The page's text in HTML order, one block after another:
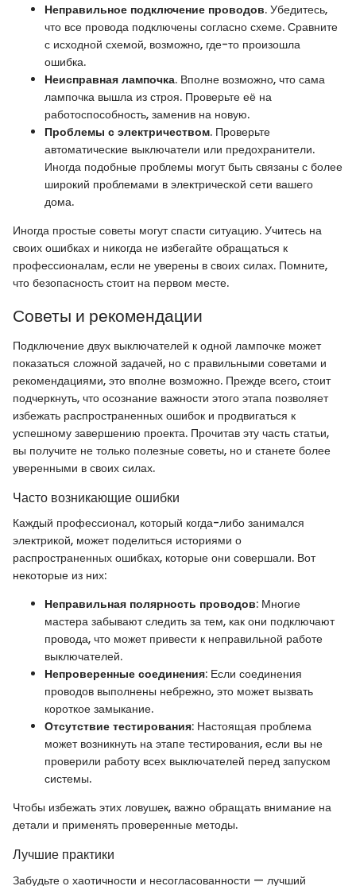
Неправильное подключение проводов. Убедитесь,
что все провода подключены согласно схеме. Сравните
с исходной схемой, возможно, где-то произошла
ошибка.
Неисправная лампочка. Вполне возможно, что сама
лампочка вышла из строя. Проверьте её на
работоспособность, заменив на новую.
Проблемы с электричеством. Проверьте
автоматические выключатели или предохранители.
Иногда подобные проблемы могут быть связаны с более
широкий проблемами в электрической сети вашего
дома.
Иногда простые советы могут спасти ситуацию. Учитесь на
своих ошибках и никогда не избегайте обращаться к
профессионалам, если не уверены в своих силах. Помните,
что безопасность стоит на первом месте.
Советы и рекомендации
Подключение двух выключателей к одной лампочке может
показаться сложной задачей, но с правильными советами и
рекомендациями, это вполне возможно. Прежде всего, стоит
подчеркнуть, что осознание важности этого этапа позволяет
избежать распространенных ошибок и продвигаться к
успешному завершению проекта. Прочитав эту часть статьи,
вы получите не только полезные советы, но и станете более
уверенными в своих силах.
Часто возникающие ошибки
Каждый профессионал, который когда-либо занимался
электрикой, может поделиться историями о
распространенных ошибках, которые они совершали. Вот
некоторые из них:
Неправильная полярность проводов: Многие
мастера забывают следить за тем, как они подключают
провода, что может привести к неправильной работе
выключателей.
Непроверенные соединения: Если соединения
проводов выполнены небрежно, это может вызвать
короткое замыкание.
Отсутствие тестирования: Настоящая проблема
может возникнуть на этапе тестирования, если вы не
проверили работу всех выключателей перед запуском
системы.
Чтобы избежать этих ловушек, важно обращать внимание на
детали и применять проверенные методы.
Лучшие практики
Забудьте о хаотичности и несогласованности — лучший